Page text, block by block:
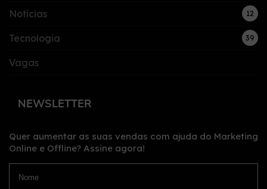
Notícias 12
Tecnologia 39
Vagas
NEWSLETTER
Quer aumentar as suas vendas com ajuda do Marketing
Online e Offline? Assine agora!